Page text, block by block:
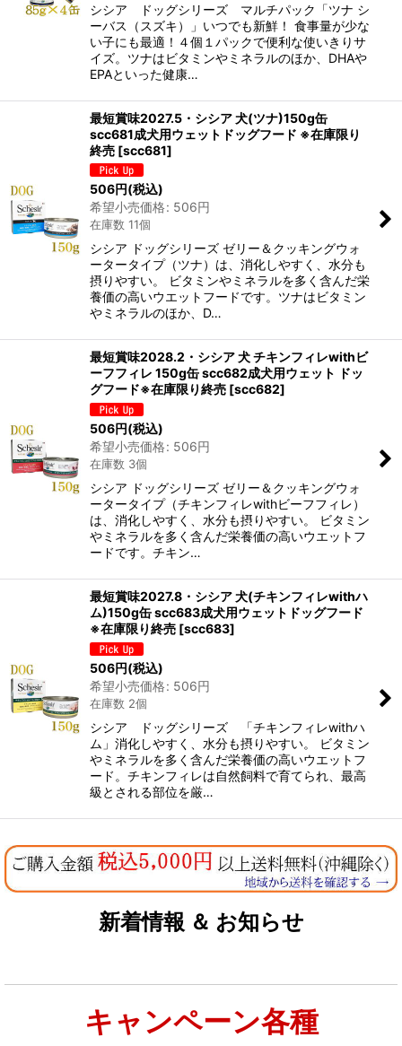
シシア ドッグシリーズ マルチパック「ツナ シ
ーバス（スズキ）」いつでも新鮮！ 食事量が少な
い子にも最適！４個１パックで便利な使いきりサ
イズ。ツナはビタミンやミネラルのほか、DHAや
EPAといった健康…
最短賞味2027.5・シシア 犬(ツナ)150g缶
scc681成犬用ウェットドッグフード ※在庫限り
終売 [scc681]
506円(税込)
希望小売価格: 506円
在庫数 11個
シシア ドッグシリーズ ゼリー＆クッキングウォ
ータータイプ（ツナ）は、消化しやすく、水分も
摂りやすい。 ビタミンやミネラルを多く含んだ栄
養価の高いウエットフードです。ツナはビタミン
やミネラルのほか、D…
最短賞味2028.2・シシア 犬 チキンフィレwithビ
ーフフィレ 150g缶 scc682成犬用ウェット ドッ
グフード※在庫限り終売 [scc682]
506円(税込)
希望小売価格: 506円
在庫数 3個
シシア ドッグシリーズ ゼリー＆クッキングウォ
ータータイプ（チキンフィレwithビーフフィレ）
は、消化しやすく、水分も摂りやすい。 ビタミン
やミネラルを多く含んだ栄養価の高いウエットフ
ードです。チキン…
最短賞味2027.8・シシア 犬(チキンフィレwithハ
ム)150g缶 scc683成犬用ウェットドッグフード
※在庫限り終売 [scc683]
506円(税込)
希望小売価格: 506円
在庫数 2個
シシア ドッグシリーズ 「チキンフィレwithハ
ム」消化しやすく、水分も摂りやすい。 ビタミン
やミネラルを多く含んだ栄養価の高いウエットフ
ード。チキンフィレは自然飼料で育てられ、最高
級とされる部位を厳…
新着情報 ＆ お知らせ
キャンペーン各種